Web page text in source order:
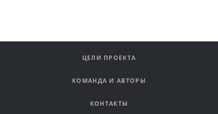
ЦЕЛИ ПРОЕКТА
КОМАНДА И АВТОРЫ
КОНТАКТЫ